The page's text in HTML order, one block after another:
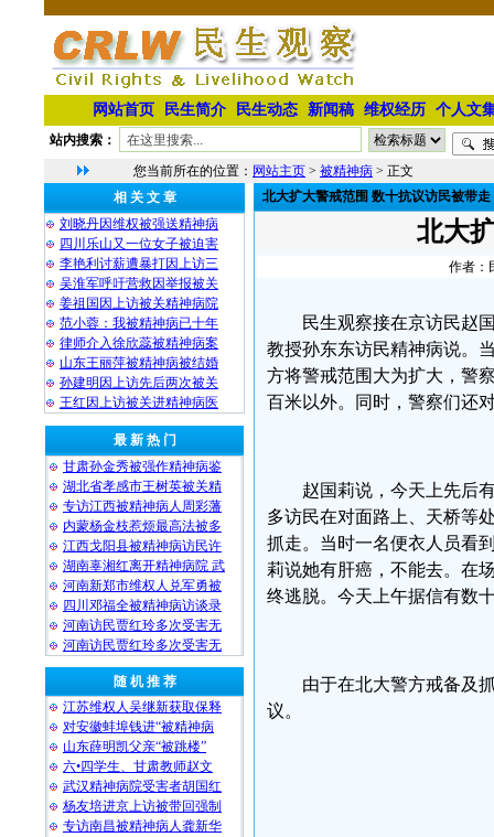
网站首页 民生简介 民生动态 新闻稿 维权经历 个人文
站内搜索：
您当前所在的位置： 网站主页 > 被精神病 > 正文
相 关 文 章
刘晓丹因维权被强送精神病
四川乐山又一位女子被迫害
李艳利讨薪遭暴打因上访三
吴淮军呼吁营救因举报被关
姜祖国因上访被关精神病院
范小蓉：我被精神病已十年
律师介入徐欣蕊被精神病案
山东王丽萍被精神病被结婚
孙建明因上访先后两次被关
王红因上访被关进精神病医
最 新 热 门
甘肃孙金秀被强作精神病鉴
湖北省孝感市王树英被关精
专访江西被精神病人周彩藩
内蒙杨金枝惹烦最高法被多
江西戈阳县被精神病访民许
湖南辜湘红离开精神病院 武
河南新郑市维权人兑军勇被
四川邓福全被精神病访谈录
河南访民贾红玲多次受害无
河南访民贾红玲多次受害无
随 机 推 荐
江苏维权人吴继新获取保释
对安徽蚌埠钱进“被精神病
山东薛明凯父亲“被跳楼”
六•四学生、甘肃教师赵文
武汉精神病院受害者胡国红
杨友培进京上访被带回强制
专访南昌被精神病人龚新华
北大扩大警戒范围 数十抗议访民被带走
北大
作者：
民生观察接在京访民赵
教授孙东东访民精神病说。
方将警戒范围大为扩大，警
百米以外。同时，警察们还
赵国莉说，今天上先后
多访民在对面路上、天桥等
抓走。当时一名便衣人员看
莉说她有肝癌，不能去。在
终逃脱。今天上午据信有数
由于在北大警方戒备及
议。